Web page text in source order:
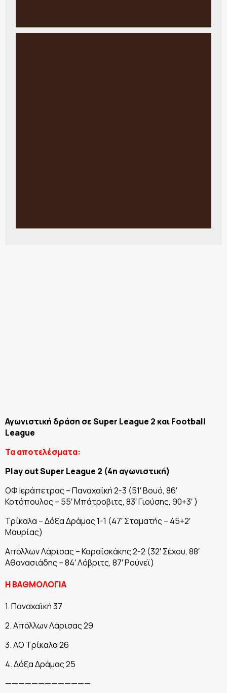
Αγωνιστική δράση σε Super League 2 και Football
League
Τα αποτελέσματα:
Play out Super League 2 (4η αγωνιστική)
ΟΦ Ιεράπετρας – Παναχαϊκή 2-3 (51′ Βουό, 86′
Κοτόπουλος – 55′ Μπάτροβιτς, 83′ Γιούσης, 90+3′ )
Τρίκαλα – Δόξα Δράμας 1-1 (47′ Σταματής – 45+2′
Μαυρίας)
Απόλλων Λάρισας – Καραϊσκάκης 2-2 (32′ Σέχου, 88′
Αθανασιάδης – 84′ Λόβριτς, 87′ Ρούνεϊ)
Η ΒΑΘΜΟΛΟΓΙΑ
1. Παναχαϊκή 37
2. Απόλλων Λάρισας 29
3. ΑΟ Τρίκαλα 26
4. Δόξα Δράμας 25
—————————————